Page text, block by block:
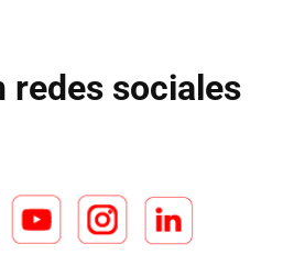
redes sociales